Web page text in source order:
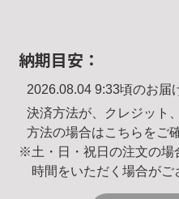
納期目安：
2026.08.04 9:33頃のお届
決済方法が、クレジット
方法の場合はこちら をご
※土・日・祝日の注文の場
時間をいただく場合がご